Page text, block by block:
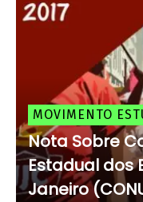
MOVIMENTO
Nota Sobre
Estadual dos
Janeiro